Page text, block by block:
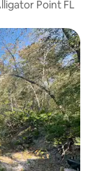
Point FL